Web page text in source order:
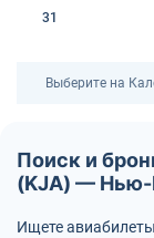
31
Выберите на
Поиск и
(KJA) — Нью-
Ищете